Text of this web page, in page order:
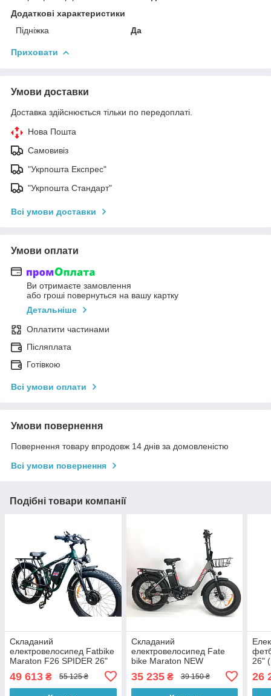
Додаткові характеристики
Підніжка
Да
Приховати
Умови доставки
Доставка здійснюється тільки по передоплаті.
Нова Пошта
Самовивіз
"Укрпошта Експрес"
"Укрпошта Стандарт"
Всі умови доставки
Умови оплати
Ви отримаєте замовлення
або гроші повернуться на вашу картку
Детальніше
Оплатити частинами
Післяплата
Готівкою
Всі умови оплати
Умови повернення
Повернення товару впродовж 14 днів за домовленістю
Всі умови повернення
Подібні товари компанії
Складаний
електровелосипед Fatbike
Maraton F26 SPIDER 26"
49 613 ₴ 55 125 ₴
Складаний
електровелосипед Fate
bike Maraton NEW
(48V/1000W/21Ah) 2026рік
35 235₴ 39 150 ₴
26"
26